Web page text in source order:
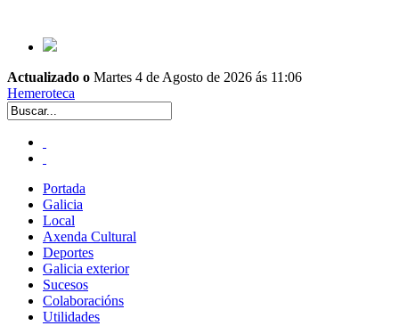
Actualizado o Martes 4 de Agosto de 2026 ás 11:06
Hemeroteca
Portada
Galicia
Local
Axenda Cultural
Deportes
Galicia exterior
Sucesos
Colaboracións
Utilidades